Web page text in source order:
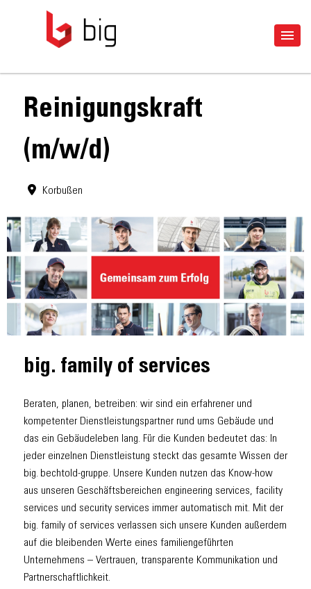
Reinigungskraft
(m/w/d)
Korbußen
big. family of services
Beraten, planen, betreiben: wir sind ein erfahrener und
kompetenter Dienstleistungspartner rund ums Gebäude und
das ein Gebäudeleben lang. Für die Kunden bedeutet das: In
jeder einzelnen Dienstleistung steckt das gesamte Wissen der
big. bechtold-gruppe. Unsere Kunden nutzen das Know-how
aus unseren Geschäftsbereichen engineering services, facility
services und security services immer automatisch mit. Mit der
big. family of services verlassen sich unsere Kunden außerdem
auf die bleibenden Werte eines familiengeführten
Unternehmens – Vertrauen, transparente Kommunikation und
Partnerschaftlichkeit.